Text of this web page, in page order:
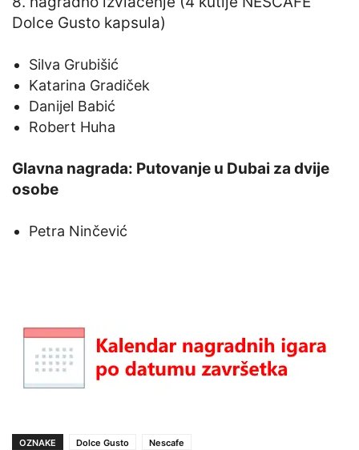
Dolce Gusto kapsula)
Silva Grubišić
Katarina Gradiček
Danijel Babić
Robert Huha
Glavna nagrada: Putovanje u Dubai za dvije
osobe
Petra Ninčević
OZNAKE Dolce Gusto Nescafe